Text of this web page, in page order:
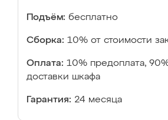
Подъём: бесплатно
Сборка: 10% от стоимости
Оплата: 10% предоплата,
доставки шкафа
Гарантия: 24 месяца